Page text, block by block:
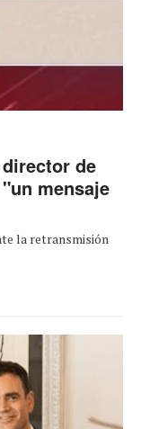
de
mensaje
la retransmisión